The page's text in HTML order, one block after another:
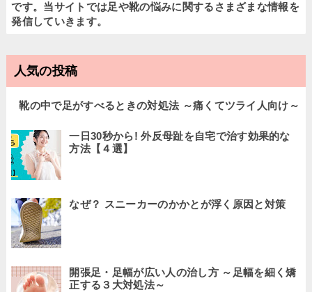
です。当サイトでは足や靴の悩みに関するさまざまな情報を
発信していきます。
人気の投稿
靴の中で足がすべるときの対処法 ～痛くてツライ人向け～
一日30秒から! 外反母趾を自宅で治す効果的な
方法【４選】
なぜ？ スニーカーのかかとが浮く原因と対策
開張足・足幅が広い人の治し方 ～足幅を細く矯
正する３大対処法～